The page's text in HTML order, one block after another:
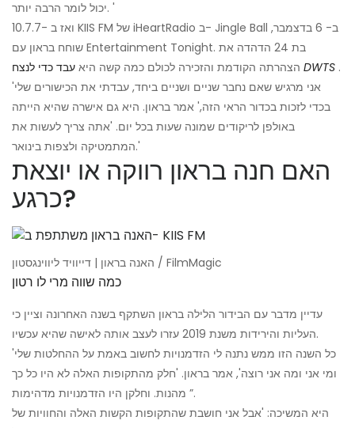
יכול לומר הרבה יותר. '
ואז ב -10.7.7 KIIS FM של iHeartRadio ב- Jingle Ball ב- 6 בדצמבר,
שוחח בראון עם Entertainment Tonight. בת 24 הדהדה את
הצהרתה הקודמת והזכירה לכולם כמה קשה היא עבד כדי לנצח DWTS .
'אני מרגיש שאם נחבר שניים ושניים ביחד, עבדתי את הכישורים שלי
בכדי לזכות בכדור הראי הזה,' אמר בראון. היא גם אישרה שהיא הייתה
באולפן לריקודים שמונה שעות בכל יום. 'אתה צריך לעשות את
המתמטיקה ולצפות בינואר.'
האם חנה בראון רווקה או יוצאת
כרגע?
האנה בראון | דייוויד ליווינגסטון / FilmMagic
כמה שווה מרי לו רטון
עדיין מדבר עם הבידור הלילה בראון השתקף בשנה האחרונה וציין כי
העליות והירידות משנת 2019 עזרו לעצב אותה לאישה שהיא עכשיו.
'כל השנה הזו ממש נתנה לי הזדמנויות לחשוב באמת על ההחלטות שלי
ומי אני ומה אני רוצה', אמר בראון. 'חלק מהתקופות האלה לא היו כל כך
מהנות. וחלקן היו הזדמנויות מדהימות ”.
היא המשיכה: 'אבל אני חושבת שהתקופות הקשות האלה והחוויות של